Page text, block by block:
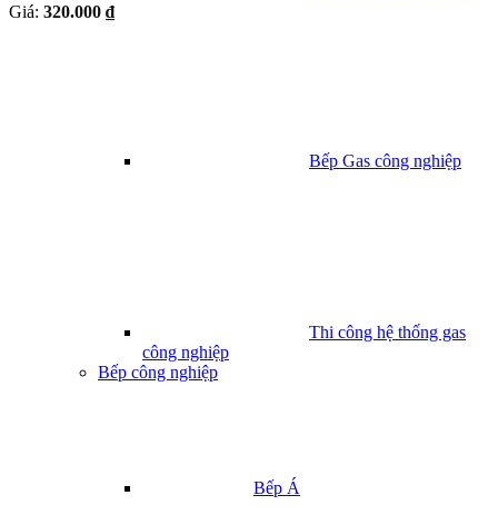
Bếp Gas công nghiệp
Thi công hệ thống gas
công nghiệp
Bếp công nghiệp
Bếp Á
Giá: 320.000 ₫